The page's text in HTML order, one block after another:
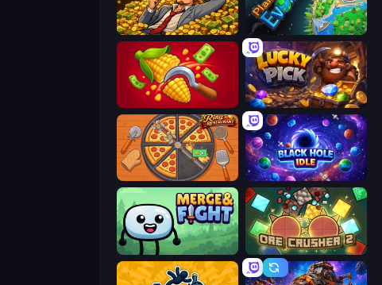
Idle Billionaire Tycoon Planet Evolution: Idle Clicker
Farm-51: Secret Harvest Lucky Pick
Ring Restaurant Black Hole Idle
Merge & Fight OreCrusher 2